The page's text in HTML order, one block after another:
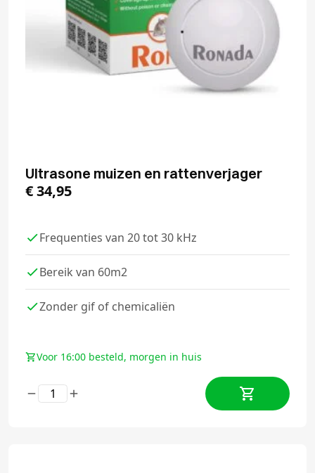
Ultrasone muizen en rattenverjager
€34,95
Frequenties van 20 tot 30 kHz
Bereik van 60m2
Zonder gif of chemicaliën
Voor 16:00 besteld, morgen in huis